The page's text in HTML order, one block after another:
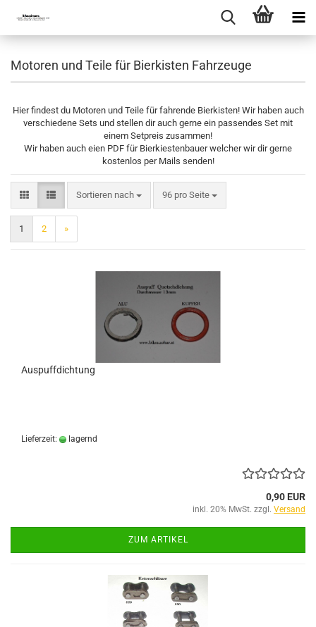
Motoren und Teile für Bierkisten Fahrzeuge
Hier findest du Motoren und Teile für fahrende Bierkisten! Wir haben auch
verschiedene Sets und stellen dir auch gerne ein passendes Set mit
einem Setpreis zusammen!
Wir haben auch eien PDF für Bierkiestenbauer welcher wir dir gerne
kostenlos per Mails senden!
Sortieren nach
Sortieren nach 96 pro Seite
pro Seite
1 2 »
Auspuffdichtung
Lieferzeit: lagernd
0,90 EUR
inkl. 20% MwSt. zzgl. Versand
ZUM ARTIKEL